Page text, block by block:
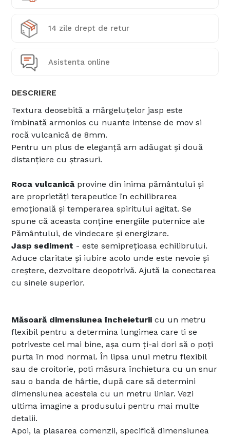
14 zile drept de retur
Asistenta online
DESCRIERE
Textura deosebită a mărgeluțelor jasp este
îmbinată armonios cu nuante intense de mov si
rocă vulcanică de 8mm.
Pentru un plus de eleganță am adăugat și două
distanțiere cu ștrasuri.
Roca vulcanică provine din inima pământului și
are proprietăți terapeutice în echilibrarea
emoțională și temperarea spiritului agitat. Se
spune că aceasta conține energiile puternice ale
Pământului, de vindecare și energizare.
Jasp sediment - este semiprețioasa echilibrului.
Aduce claritate și iubire acolo unde este nevoie și
creștere, dezvoltare deopotrivă. Ajută la conectarea
cu sinele superior.
Măsoară dimensiunea încheieturii cu un metru
flexibil pentru a determina lungimea care ti se
potriveste cel mai bine, așa cum ți-ai dori să o poți
purta în mod normal. În lipsa unui metru flexibil
sau de croitorie, poti măsura închietura cu un snur
sau o banda de hârtie, după care să determini
dimensiunea acesteia cu un metru liniar. Vezi
ultima imagine a produsului pentru mai multe
detalii.
Apoi, la plasarea comenzii, specifică dimensiunea